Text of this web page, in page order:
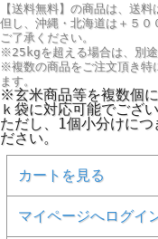
【送料無料】の商品は、送料
但し、 沖縄・北海道は＋５０
ご了承ください。
※25kgを超える場合は、別途
※複数の商品をご注文頂き特
ます。
※玄米商品等を複数個
ｋ袋に対応可能でござい
ただし、1個小分けにつ
ださい。
カートを見る
マイページへログイ